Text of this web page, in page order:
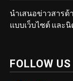
นำเสนอข่าวสารด้
แบบเว็บไซต์ และ
FOLLOW US